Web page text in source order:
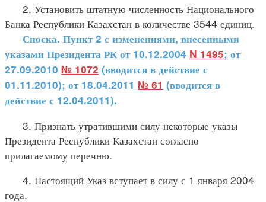
2. Установить штатную численность Национального
Банка Республики Казахстан в количестве 3544 единиц.
Сноска. Пункт 2 с изменениями, внесенными
указами Президента РК от 10.12.2004 N 1495; от
27.09.2010 № 1072 (вводится в действие с
01.11.2010); от 18.04.2011 № 61 (вводится в
действие с 12.04.2011).
3. Признать утратившими силу некоторые указы
Президента Республики Казахстан согласно
прилагаемому перечню.
4. Настоящий Указ вступает в силу с 1 января 2004
года.